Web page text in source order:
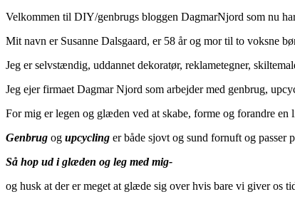
Velkommen til DIY/genbrugs bloggen DagmarNjord som nu
Mit navn er Susanne Dalsgaard, er 58 år og mor til to voksne
Jeg er selvstændig, uddannet dekoratør, reklametegner,
Jeg ejer firmaet Dagmar Njord som arbejder med genbrug,
For mig er legen og glæden ved at skabe, forme og forandre
Genbrug og upcycling er både sjovt og sund fornuft og passer
Så hop ud i glæden og leg med mig-
og husk at der er meget at glæde sig over hvis bare vi giver os